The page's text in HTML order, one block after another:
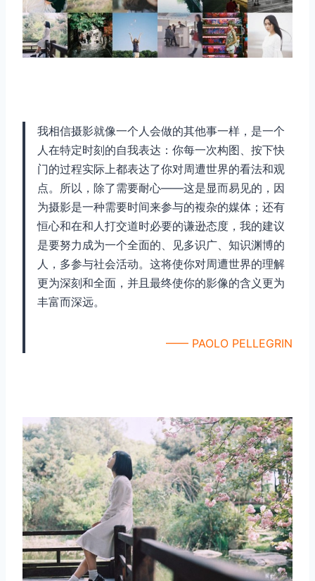
我相信摄影就像一个人会做的其他事一样，是一个
人在特定时刻的自我表达：你每一次构图、按下快
门的过程实际上都表达了你对周遭世界的看法和观
点。所以，除了需要耐心——这是显而易见的，因
为摄影是一种需要时间来参与的複杂的媒体；还有
恒心和在和人打交道时必要的谦逊态度，我的建议
是要努力成为一个全面的、见多识广、知识渊博的
人，多参与社会活动。这将使你对周遭世界的理解
更为深刻和全面，并且最终使你的影像的含义更为
丰富而深远。
—— PAOLO PELLEGRIN